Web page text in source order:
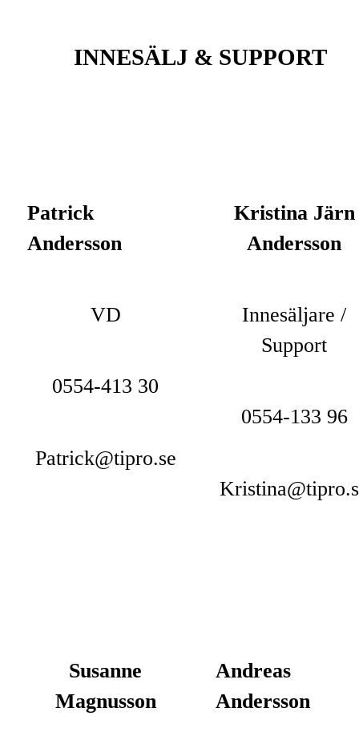
INNESÄLJ & SUPPORT
Patrick
Andersson
VD
0554-413 30
Patrick@tipro.se
Kristina Järn
Andersson
Innesäljare /
Support
0554-133 96
Susanne
Magnusson
Andreas
Andersson